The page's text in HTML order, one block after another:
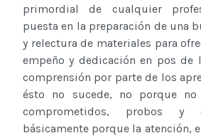
primordial de cualquier
puesta en la preparación de una
y relectura de materiales para
empeño y dedicación en pos de
comprensión por parte de los
ésto no sucede, no porque no
comprometidos, probos y
básicamente porque la atención,